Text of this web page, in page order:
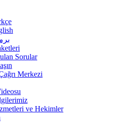
Sorular
Merkezi
ve Hekimler